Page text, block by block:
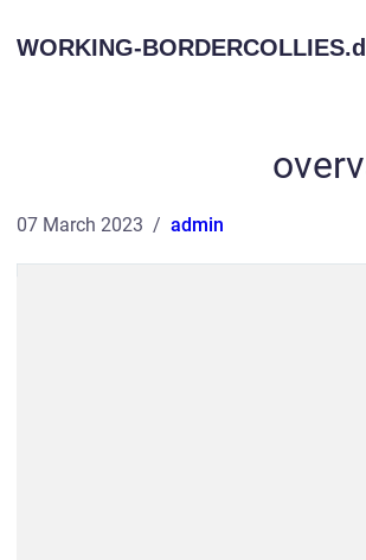
WORKING-BORDERCOLLIES.
07 March 2023 admin